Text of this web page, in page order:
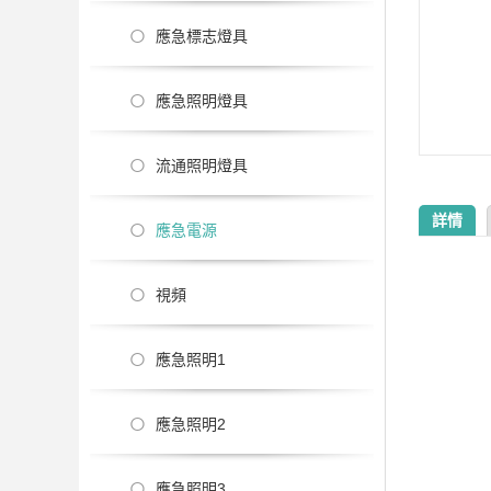
應急標志燈具
應急照明燈具
流通照明燈具
應急電源
視頻
應急照明1
應急照明2
詳情